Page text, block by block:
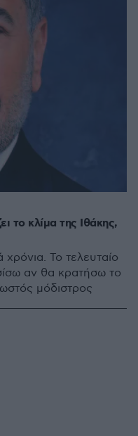
το κλίμα της Ιθάκης,
Το τελευταίο
αν θα κρατήσω το
μόδιστρος